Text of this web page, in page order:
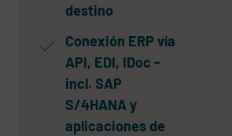
destino
Conexión ERP vía
API, EDI, IDoc -
incl. SAP
S/4HANA y
aplicaciones de